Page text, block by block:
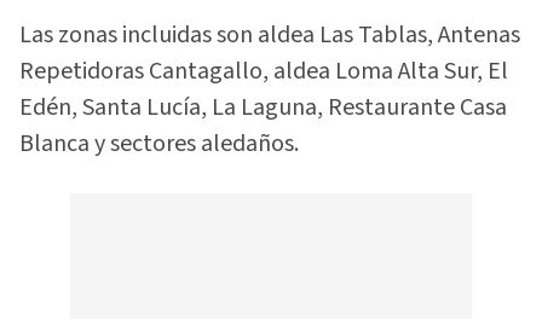
Las zonas incluidas son aldea Las Tablas, Antenas
Repetidoras Cantagallo, aldea Loma Alta Sur, El
Edén, Santa Lucía, La Laguna, Restaurante Casa
Blanca y sectores aledaños.